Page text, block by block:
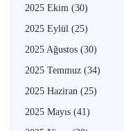
2025 Ekim (30)
2025 Eylül (25)
2025 Ağustos (30)
2025 Temmuz (34)
2025 Haziran (25)
2025 Mayıs (41)